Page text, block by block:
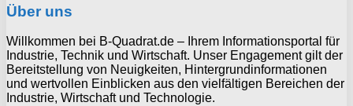
Über uns
Willkommen bei B-Quadrat.de – Ihrem Informationsportal für
Industrie, Technik und Wirtschaft. Unser Engagement gilt der
Bereitstellung von Neuigkeiten, Hintergrundinformationen
und wertvollen Einblicken aus den vielfältigen Bereichen der
Industrie, Wirtschaft und Technologie.